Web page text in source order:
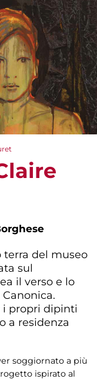
terra del museo
sul
il verso e lo
i propri dipinti
a residenza
soggiornato a più
ispirato al